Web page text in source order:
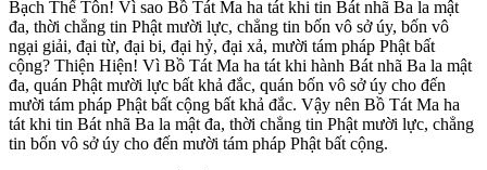
Bạch Thế Tôn! Vì sao Bồ Tát Ma ha tát khi tin Bát nhã Ba la mật
đa, thời chẳng tin Phật mười lực, chẳng tin bốn vô sở úy, bốn vô
ngại giải, đại từ, đại bi, đại hỷ, đại xả, mười tám pháp Phật bất
cộng? Thiện Hiện! Vì Bồ Tát Ma ha tát khi hành Bát nhã Ba la mật
đa, quán Phật mười lực bất khả đắc, quán bốn vô sở úy cho đến
mười tám pháp Phật bất cộng bất khả đắc. Vậy nên Bồ Tát Ma ha
tát khi tin Bát nhã Ba la mật đa, thời chẳng tin Phật mười lực, chẳng
tin bốn vô sở úy cho đến mười tám pháp Phật bất cộng.